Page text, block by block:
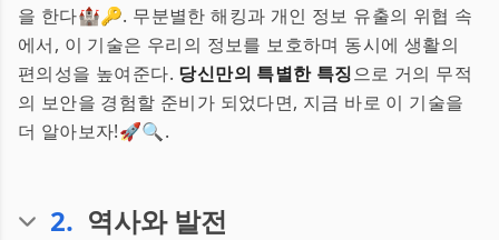
을 한다🏰🔑. 무분별한 해킹과 개인 정보 유출의 위협 속
에서, 이 기술은 우리의 정보를 보호하며 동시에 생활의
편의성을 높여준다. 당신만의 특별한 특징으로 거의 무적
의 보안을 경험할 준비가 되었다면, 지금 바로 이 기술을
더 알아보자!🚀🔍.
2. 역사와 발전